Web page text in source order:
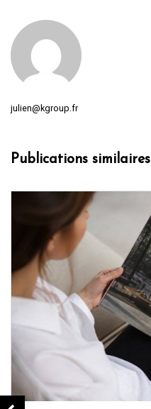
julien@kgroup.fr
Publications similaires